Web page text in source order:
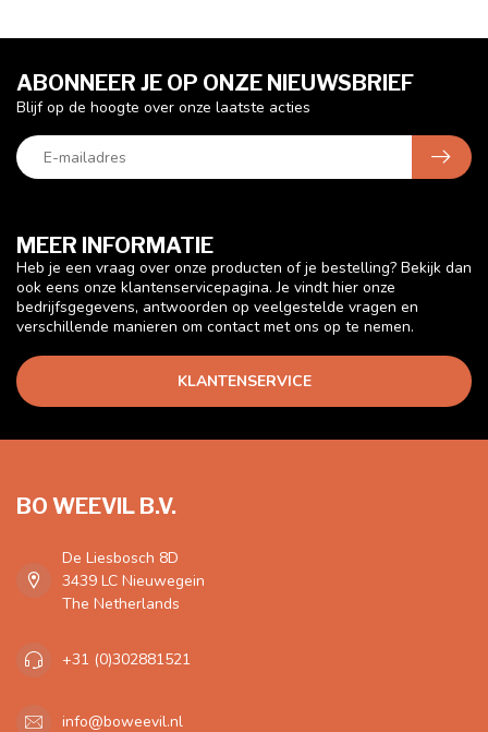
MEER INFORMATIE
Heb je een vraag over onze producten of je bestelling? Bekijk dan
ook eens onze klantenservicepagina. Je vindt hier onze
bedrijfsgegevens, antwoorden op veelgestelde vragen en
verschillende manieren om contact met ons op te nemen.
KLANTENSERVICE
ABONNEER JE OP ONZE NIEUWSBRIEF
Blijf op de hoogte over onze laatste acties
BO WEEVIL B.V.
De Liesbosch 8D
3439 LC Nieuwegein
The Netherlands
+31 (0)302881521
info@boweevil.nl